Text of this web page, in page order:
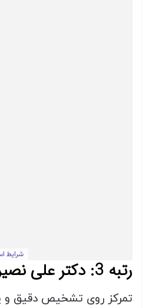
رتبه 3: دکتر علی نصیری
تمرکز روی تشخیص دقیق و